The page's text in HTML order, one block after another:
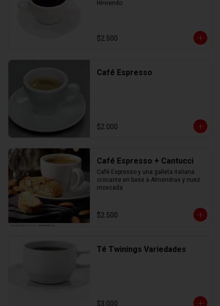
Hirviendo
$2.500
Café Espresso
$2.000
Café Espresso + Cantucci
Café Espresso y una galleta italiana
crocante en base a Almendras y nuez
moscada
$2.500
Té Twinings Variedades
$3.000